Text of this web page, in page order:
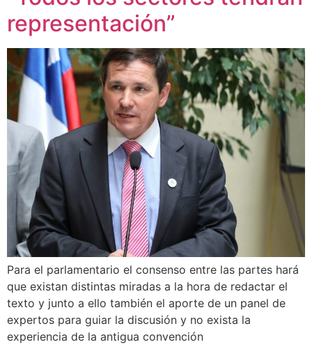
representación”
Para el parlamentario el consenso entre las partes hará
que existan distintas miradas a la hora de redactar el
texto y junto a ello también el aporte de un panel de
expertos para guiar la discusión y no exista la
experiencia de la antigua convención